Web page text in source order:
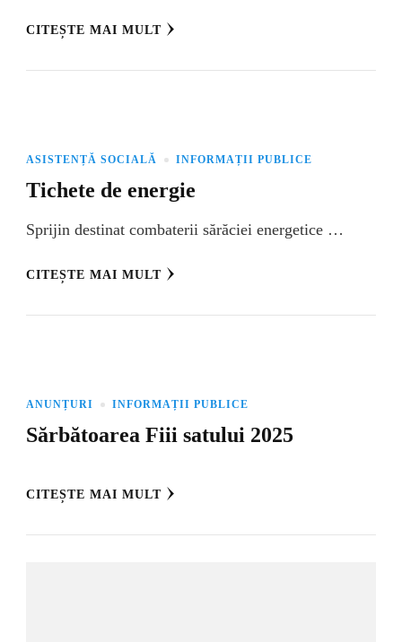
CITEȘTE MAI MULT
ASISTENȚĂ SOCIALĂ INFORMAȚII PUBLICE
Tichete de energie
Sprijin destinat combaterii sărăciei energetice …
CITEȘTE MAI MULT
ANUNȚURI INFORMAȚII PUBLICE
Sărbătoarea Fiii satului 2025
CITEȘTE MAI MULT